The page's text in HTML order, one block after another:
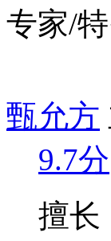
专家/
甄允方
9.7分
擅长